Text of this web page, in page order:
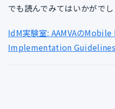
でも読んでみてはいかがでし
IdM実験室: AAMVAの
Implementation